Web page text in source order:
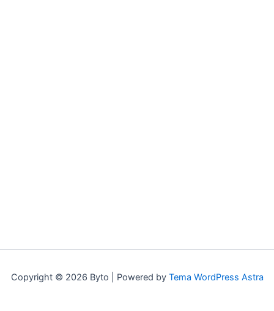
Copyright © 2026 Byto | Powered by Tema WordPress Astra